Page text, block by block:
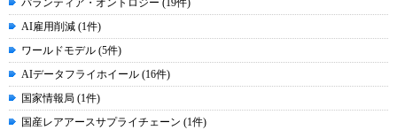
AI雇用削減 (1件)
ワールドモデル (5件)
AIデータフライホイール (16件)
国家情報局 (1件)
国産レアアースサプライチェーン (1件)